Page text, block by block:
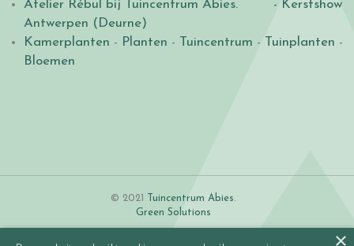
Atelier Rébul bij Tuincentrum Abies.
- Kerstshow
Antwerpen (Deurne)
Kamerplanten - Planten - Tuincentrum - Tuinplanten -
Bloemen
© 2021 Tuincentrum Abies.
Green Solutions
×